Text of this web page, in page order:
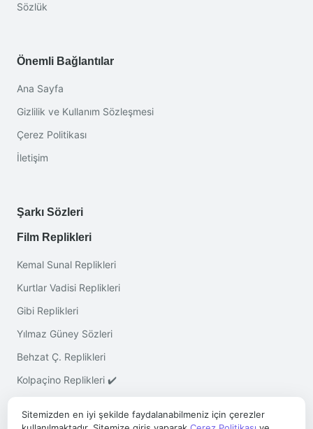
Sözlük
Önemli Bağlantılar
Ana Sayfa
Gizlilik ve Kullanım Sözleşmesi
Çerez Politikası
İletişim
Şarkı Sözleri
Film Replikleri
Kemal Sunal Replikleri
Kurtlar Vadisi Replikleri
Gibi Replikleri
Yılmaz Güney Sözleri
Behzat Ç. Replikleri
Kolpaçino Replikleri ✔️
Sitemizden en iyi şekilde faydalanabilmeniz için çerezler